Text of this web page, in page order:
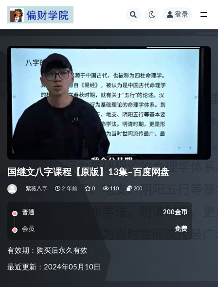
登录
国继文八字课程【原版】13集–百度网盘
紫薇八字 2 年前 0 110 200
普通 200金币
会员 免费
有效期：购买后永久有效
最近更新：2024年05月10日